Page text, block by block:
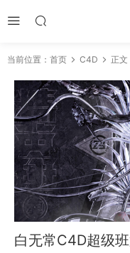
当前位置： 首页 C4D 正文
白无常C4D超级